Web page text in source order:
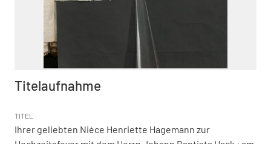
Titelaufnahme
TITEL
Ihrer geliebten Nièce Henriette Hagemann zur